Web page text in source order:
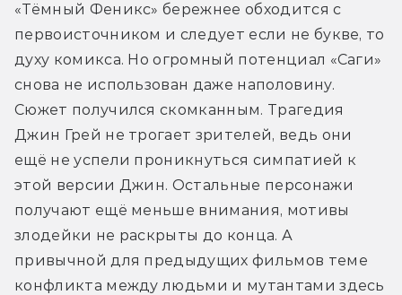
«Тёмный Феникс» бережнее обходится с
первоисточником и следует если не букве, то
духу комикса. Но огромный потенциал «Саги»
снова не использован даже наполовину.
Сюжет получился скомканным. Трагедия
Джин Грей не трогает зрителей, ведь они
ещё не успели проникнуться симпатией к
этой версии Джин. Остальные персонажи
получают ещё меньше внимания, мотивы
злодейки не раскрыты до конца. А
привычной для предыдущих фильмов теме
конфликта между людьми и мутантами здесь